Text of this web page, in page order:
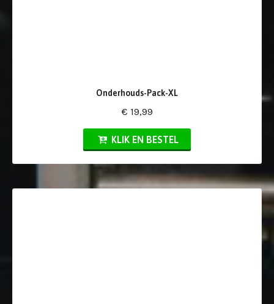
Onderhouds-Pack-XL
€ 19,99
KLIK EN BESTEL